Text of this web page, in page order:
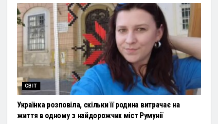
СВІТ
Українка розповіла, скільки її родина витрачає на
життя в одному з найдорожчих міст Румунії